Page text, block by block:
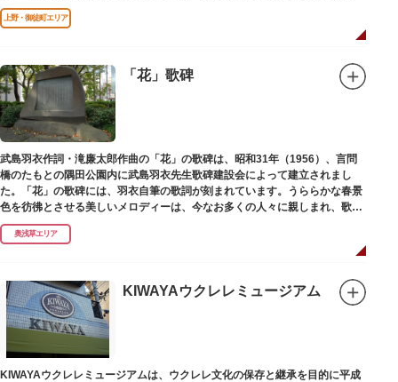
してこの地に建てられました。
上野・御徒町エリア
「花」歌碑
武島羽衣作詞・滝廉太郎作曲の「花」の歌碑は、昭和31年（1956）、言問
橋のたもとの隅田公園内に武島羽衣先生歌碑建設会によって建立されまし
た。「花」の歌碑には、羽衣自筆の歌詞が刻まれています。うららかな春景
色を彷彿とさせる美しいメロディーは、今なお多くの人々に親しまれ、歌い
つがれています。
奥浅草エリア
KIWAYAウクレレミュージアム
KIWAYAウクレレミュージアムは、ウクレレ文化の保存と継承を目的に平成